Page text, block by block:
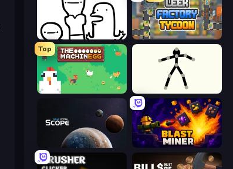
I Don't Even Know Leek Factory Tycoon
Top
The MachinEGG Stick Animator
Solar System Scope Blast Miner